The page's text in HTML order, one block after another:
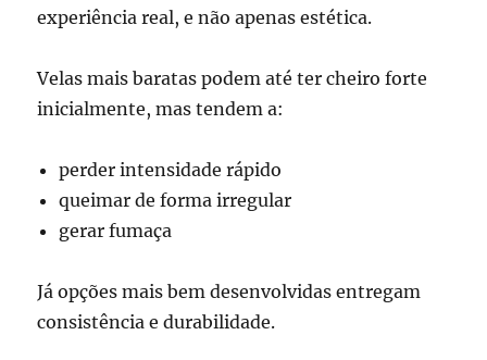
experiência real, e não apenas estética.
Velas mais baratas podem até ter cheiro forte
inicialmente, mas tendem a:
perder intensidade rápido
queimar de forma irregular
gerar fumaça
Já opções mais bem desenvolvidas entregam
consistência e durabilidade.